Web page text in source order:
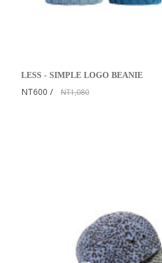
LESS - SIMPLE LOGO BEANIE
NT600 NT1,080